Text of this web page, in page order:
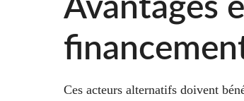
Avantages
Ces acteurs alternatifs doivent